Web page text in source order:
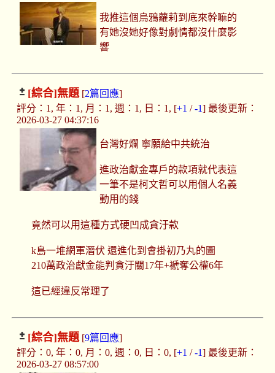
我推這個烏鴉蘿莉到底來幹嘛的
有她沒她好像對劇情都沒什麼影
響
[綜合]無題[2篇回應]
評分：1, 年：1, 月：1, 週：1, 日：1, [+1 /-1] 最後更新：
2026-03-27 04:37:16
台灣好爛 寧願給中共統治
進政治獻金專戶的款項就代表這
一筆不是柯文哲可以用個人名義
動用的錢
竟然可以用這種方式硬凹成貪汙款
k島一堆網軍潛伏 還進化到會掛初乃丸的圖
210萬政治獻金能判貪汙關17年+褫奪公權6年
這已經違反常理了
[綜合]無題[9篇回應]
評分：0, 年：0, 月：0, 週：0, 日：0, [+1 /-1] 最後更新：
2026-03-27 08:57:00